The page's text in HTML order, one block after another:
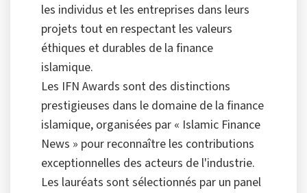
les individus et les entreprises dans leurs
projets tout en respectant les valeurs
éthiques et durables de la finance
islamique.
Les IFN Awards sont des distinctions
prestigieuses dans le domaine de la finance
islamique, organisées par « Islamic Finance
News » pour reconnaître les contributions
exceptionnelles des acteurs de l'industrie.
Les lauréats sont sélectionnés par un panel